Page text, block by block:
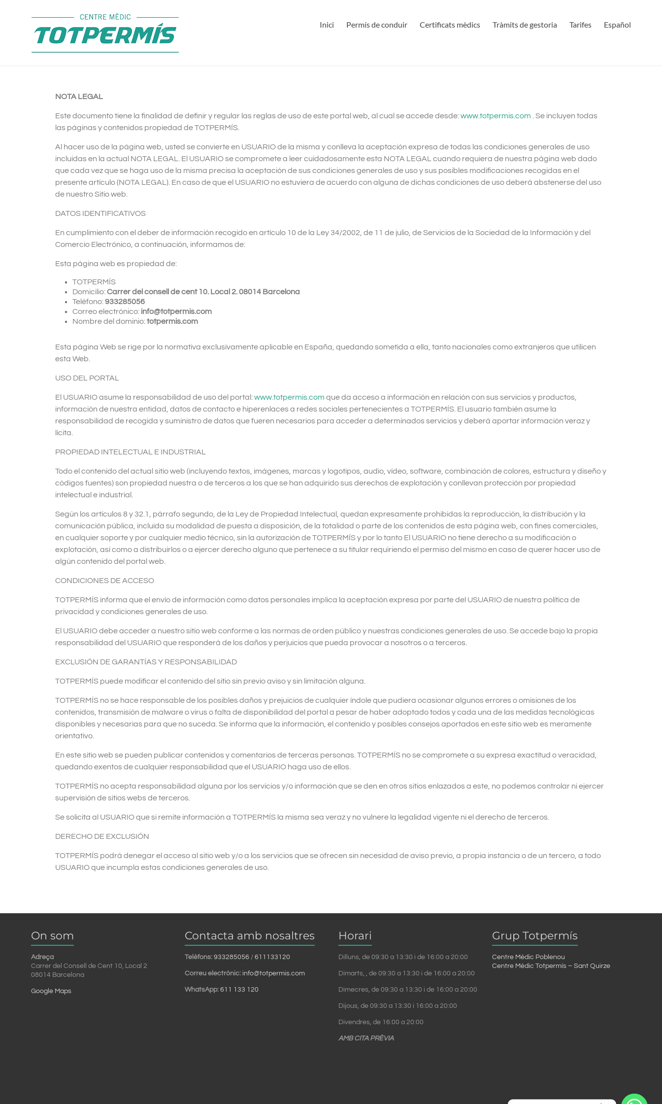
Inici Permís de conduir Certificats mèdics Tràmits de gestoria Tarifes Español
NOTA LEGAL
Este documento tiene la finalidad de definir y regular las reglas de uso de este portal web, al cual se accede desde:www.totpermis.com . Se incluyen todas
las páginas y contenidos propiedad de TOTPERMÍS.
Al hacer uso de la página web, usted se convierte en USUARIO de la misma y conlleva la aceptación expresa de todas las condiciones generales de uso
incluidas en la actual NOTA LEGAL. El USUARIO se compromete a leer cuidadosamente esta NOTA LEGAL cuando requiera de nuestra página web dado
que cada vez que se haga uso de la misma precisa la aceptación de sus condiciones generales de uso y sus posibles modificaciones recogidas en el
presente artículo (NOTA LEGAL). En caso de que el USUARIO no estuviera de acuerdo con alguna de dichas condiciones de uso deberá abstenerse del uso
de nuestro Sitio web.
DATOS IDENTIFICATIVOS
En cumplimiento con el deber de información recogido en artículo 10 de la Ley 34/2002, de 11 de julio, de Servicios de la Sociedad de la Información y del
Comercio Electrónico, a continuación, informamos de:
Esta página web es propiedad de:
TOTPERMÍS
Domicilio:Carrer del consell de cent 10. Local 2. 08014 Barcelona
Teléfono:933285056
Correo electrónico: info@totpermis.com
Nombre del dominio:totpermis.com
Esta página Web se rige por la normativa exclusivamente aplicable en España, quedando sometida a ella, tanto nacionales como extranjeros que utilicen
esta Web.
USO DEL PORTAL
El USUARIO asume la responsabilidad de uso del portal:www.totpermis.com que da acceso a información en relación con sus servicios y productos,
información de nuestra entidad, datos de contacto e hiperenlaces a redes sociales pertenecientes a TOTPERMÍS. El usuario también asume la
responsabilidad de recogida y suministro de datos que fueren necesarios para acceder a determinados servicios y deberá aportar información veraz y
lícita.
PROPIEDAD INTELECTUAL E INDUSTRIAL
Todo el contenido del actual sitio web (incluyendo textos, imágenes, marcas y logotipos, audio, vídeo, software, combinación de colores, estructura y diseño y
códigos fuentes) son propiedad nuestra o de terceros a los que se han adquirido sus derechos de explotación y conllevan protección por propiedad
intelectual e industrial.
Según los artículos 8 y 32.1, párrafo segundo, de la Ley de Propiedad Intelectual, quedan expresamente prohibidas la reproducción, la distribución y la
comunicación pública, incluida su modalidad de puesta a disposición, de la totalidad o parte de los contenidos de esta página web, con fines comerciales,
en cualquier soporte y por cualquier medio técnico, sin la autorización de TOTPERMÍS y por lo tanto El USUARIO no tiene derecho a su modificación o
explotación, así como a distribuirlos o a ejercer derecho alguno que pertenece a su titular requiriendo el permiso del mismo en caso de querer hacer uso de
algún contenido del portal web.
CONDICIONES DE ACCESO
TOTPERMÍS informa que el envío de información como datos personales implica la aceptación expresa por parte del USUARIO de nuestra política de
privacidad y condiciones generales de uso.
El USUARIO debe acceder a nuestro sitio web conforme a las normas de orden público y nuestras condiciones generales de uso. Se accede bajo la propia
responsabilidad del USUARIO que responderá de los daños y perjuicios que pueda provocar a nosotros o a terceros.
EXCLUSIÓN DE GARANTÍAS Y RESPONSABILIDAD
TOTPERMÍS puede modificar el contenido del sitio sin previo aviso y sin limitación alguna.
TOTPERMÍS no se hace responsable de los posibles daños y prejuicios de cualquier índole que pudiera ocasionar algunos errores o omisiones de los
contenidos, transmisión de malware o virus o falta de disponibilidad del portal a pesar de haber adoptado todos y cada una de las medidas tecnológicas
disponibles y necesarias para que no suceda. Se informa que la información, el contenido y posibles consejos aportados en este sitio web es meramente
orientativo.
En este sitio web se pueden publicar contenidos y comentarios de terceras personas. TOTPERMÍS no se compromete a su expresa exactitud o veracidad,
quedando exentos de cualquier responsabilidad que el USUARIO haga uso de ellos.
TOTPERMÍS no acepta responsabilidad alguna por los servicios y/o información que se den en otros sitios enlazados a este, no podemos controlar ni ejercer
supervisión de sitios webs de terceros.
Se solicita al USUARIO que si remite información a TOTPERMÍS la misma sea veraz y no vulnere la legalidad vigente ni el derecho de terceros.
DERECHO DE EXCLUSIÓN
TOTPERMÍS podrá denegar el acceso al sitio web y/o a los servicios que se ofrecen sin necesidad de aviso previo, a propia instancia o de un tercero, a todo
USUARIO que incumpla estas condiciones generales de uso.
On som
Adreça
Carrer del Consell de Cent 10, Local 2
08014 Barcelona
Google Maps
Contacta amb nosaltres
Telèfons: 933285056 / 611133120
Correu electrònic: info@totpermis.com
WhatsApp: 611 133 120
Horari
Dilluns, de 09:30 a 13:30 i de 16:00 a 20:00
Dimarts, , de 09:30 a 13:30 i de 16:00 a 20:00
Dimecres, de 09:30 a 13:30 i de 16:00 a 20:00
Dijous, de 09:30 a 13:30 i 16:00 a 20:00
Divendres, de 16:00 a 20:00
AMB CITA PRÈVIA
Grup Totpermís
Centre Mèdic Poblenou
Centre Mèdic Totpermís – Sant Quirze